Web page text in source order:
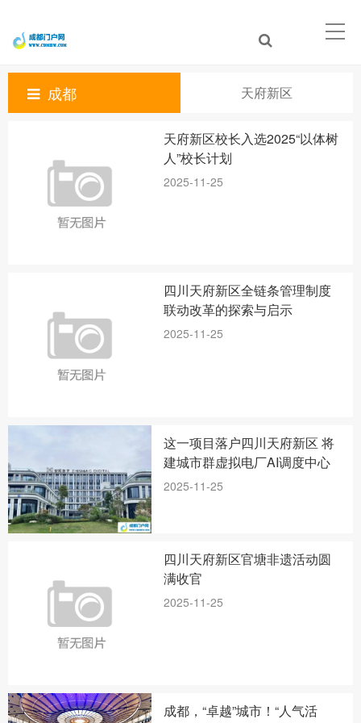
成都 天府新区
天府新区校长入选2025“以体树
人”校长计划
2025-11-25
四川天府新区全链条管理制度
联动改革的探索与启示
2025-11-25
这一项目落户四川天府新区 将
建城市群虚拟电厂AI调度中心
2025-11-25
四川天府新区官塘非遗活动圆
满收官
2025-11-25
成都，“卓越”城市！“人气活